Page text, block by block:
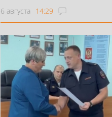
6 августа 14:29